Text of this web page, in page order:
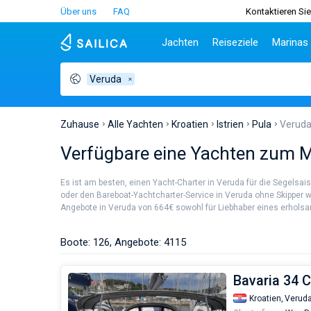
Über uns FAQ Kontaktieren
Jachten
Griechenland
Türkei
Frankreich
Seychellen
Martinique
Reiseziele
Split
Biograd
Lefkada
Volos
Marinas
Veruda
Zuhause Alle Yachten Kroatien Istrien Pula Veruda
Verfügbare eine Yachten zum
Es ist am besten, einen Yacht-Charter in Veruda für die
oder den Bareboat-Yachtcharter-Service in Veruda ohne
Angebote in Veruda von 664€ sowohl für Liebhaber eines
Boote: 126, Angebote: 4115
Bavaria 34
Kroatien, Veruda